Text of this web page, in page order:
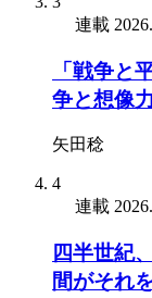
連載
「戦争
争と想像力
矢田稔
4
連載
四半世紀
間がそれ